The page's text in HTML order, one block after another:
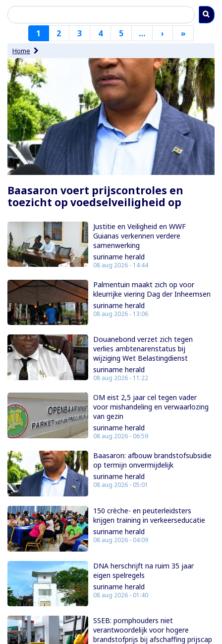
Paginering
1 2 3 4 5 … › Volgende
pagina
»
pagina
Home
Baasaron voert prijscontroles en
toezicht op voedselveiligheid op
Justitie en Veiligheid en WWF
Guianas verkennen verdere
samenwerking
suriname herald
08 aug 2026 - 14:44
Palmentuin maakt zich op voor
kleurrijke viering Dag der Inheemsen
suriname herald
08 aug 2026 - 13:06
Douanebond verzet zich tegen
verlies ambtenarenstatus bij
wijziging Wet Belastingdienst
suriname herald
08 aug 2026 - 11:22
OM eist 2,5 jaar cel tegen vader
voor mishandeling en verwaarlozing
van gezin
suriname herald
08 aug 2026 - 06:59
Baasaron: afbouw brandstofsubsidie
op termijn onvermijdelijk
suriname herald
08 aug 2026 - 05:01
150 crèche- en peuterleidsters
krijgen training in verkeerseducatie
suriname herald
08 aug 2026 - 04:09
DNA herschrijft na ruim 35 jaar
eigen spelregels
suriname herald
08 aug 2026 - 01:40
SSEB: pomphouders niet
verantwoordelijk voor hogere
brandstofprijs bij afschaffing prijscap